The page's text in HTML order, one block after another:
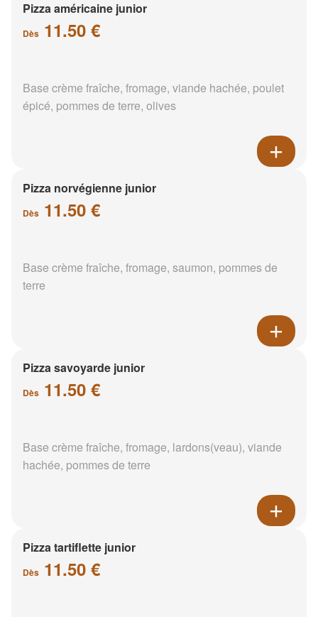
Pizza américaine junior
Dès 11.50 €
Base crème fraîche, fromage, viande hachée, poulet
épicé, pommes de terre, olives
Pizza norvégienne junior
Dès 11.50 €
Base crème fraîche, fromage, saumon, pommes de
terre
Pizza savoyarde junior
Dès 11.50 €
Base crème fraîche, fromage, lardons(veau), viande
hachée, pommes de terre
Pizza tartiflette junior
Dès 11.50 €